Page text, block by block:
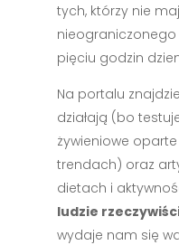
tych, którzy nie
pięciu godzin
Na portalu
działają (bo
żywieniowe
trendach) oraz
dietach i
ludzie
wydaje nam się